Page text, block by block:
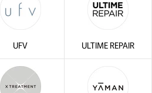
UFV ULTIME REPAIR